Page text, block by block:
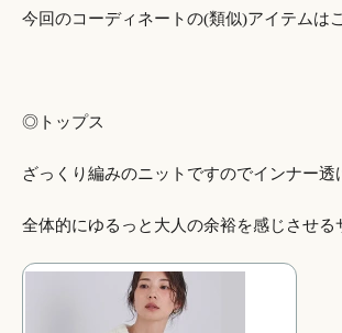
今回のコーディネートの(類似)アイテムは
◎トップス
ざっくり編みのニットですのでインナー透
全体的にゆるっと大人の余裕を感じさせる